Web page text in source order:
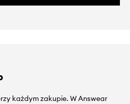
każdym zakupie. W Answear